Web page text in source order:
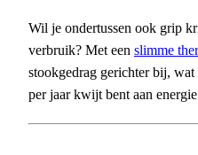
Wil je ondertussen ook grip
verbruik? Met een slimme
stookgedrag gerichter bij,
per jaar kwijt bent aan